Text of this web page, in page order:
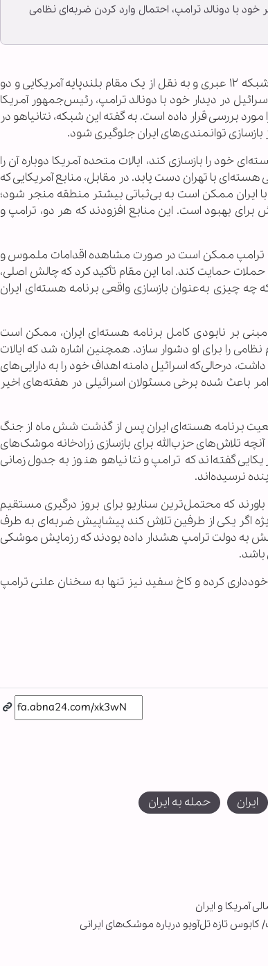
در دیدار اخیر خود با دونالد ترامپ، احتمال وارد کردن ضربه‌ای نظامی
بر اساس گزارش شبکه ۱۲ عبری و به نقل از یک مقام بلندپایه آمریکایی و دو
در دیدار خود با دونالد ترامپ، رئیس‌جمهور آمریکا
دوشنبه، احتمال وارد کردن ضربه‌ای تازه به ایران در سال ۲۰۲۶ را مورد بررسی قرار داده است. به گفته این شبکه، نتانیاهو در
توانمندی‌های ایران جلوگیری شود.
خود را بازسازی کند، ایالات متحده آمریکا دوباره آن را
با تهران دست یابد. در مقابل، منابع آمریکایی که
با ایران ممکن است به بی‌ثباتی بیشتر منطقه منجر شود؛
بهبود است. این منابع افزودند که هر دو، ترامپ و
ترامپ ممکن است در صورت مشاهده اقدامات ملموس و
حملات حمایت کند. اما این مقام تأکید کرد که چالش اصلی،
چیزی به‌عنوان بازسازی واقعی برنامه هسته‌ای ایران
بر نابودی کامل برنامه هسته‌ای ایران، ممکن است
را برای او دشوار سازد. همچنین اشاره شد که ایالات
درحالی‌که اسرائیل دامنه اهداف خود را به دارایی‌های
باعث شده برخی مسئولان اسرائیلی در هفته‌های اخیر
وضعیت برنامه هسته‌ای ایران پس از گذشت شش ماه از جنگ
آنچه تلاش‌های حزب‌الله برای بازسازی زرادخانه موشک‌های
گفته‌اند که ترامپ و نتانیاهو هنوز به جدول زمانی
نرسیده‌اند.
که محتمل‌ترین سناریو برای بروز درگیری مستقیم
اگر یکی از طرفین تلاش کند پیشاپیش ضربه‌ای به طرف
به دولت ترامپ هشدار داده بودند که رزمایش موشکی
باشد.
کرده و کاخ سفید نیز تنها به سخنان علنی ترامپ
ایران حمله به ایران
آمریکا و ایران
تازه تل‌آویو درباره موشک‌های ایرانی